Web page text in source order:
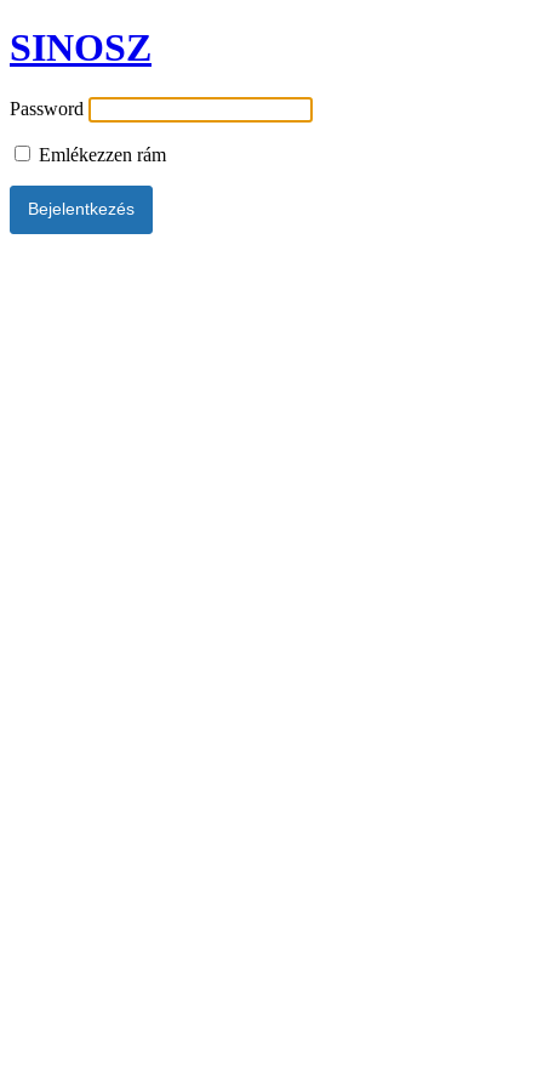
SINOSZ
Password
Emlékezzen rám